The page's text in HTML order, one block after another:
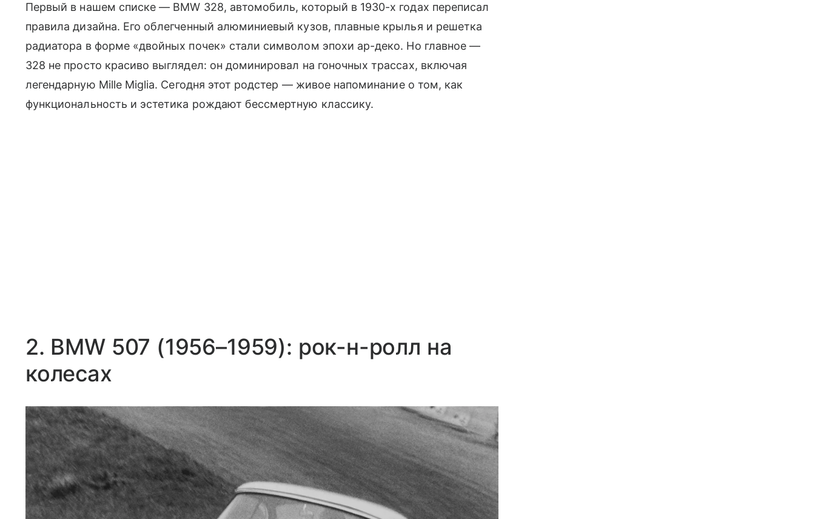
Первый в нашем списке — BMW 328, автомобиль, который в 1930-х годах переписал
правила дизайна. Его облегченный алюминиевый кузов, плавные крылья и решетка
радиатора в форме «двойных почек» стали символом эпохи ар-деко. Но главное —
328 не просто красиво выглядел: он доминировал на гоночных трассах, включая
легендарную Mille Miglia. Сегодня этот родстер — живое напоминание о том, как
функциональность и эстетика рождают бессмертную классику.
2. BMW 507 (1956–1959): рок-н-ролл на
колесах